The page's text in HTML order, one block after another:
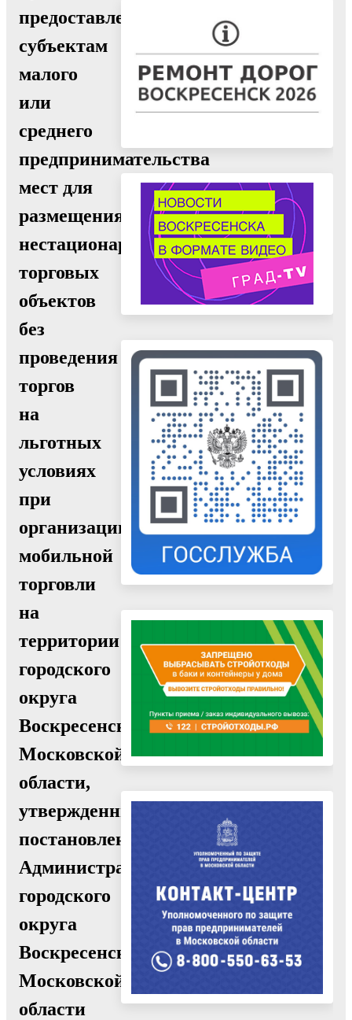
предоставления
субъектам
малого
или
среднего
предпринимательства
мест для
размещения
нестационарных
торговых
объектов
без
проведения
торгов
на
льготных
условиях
при
организации
мобильной
торговли
на
территории
городского
округа
Воскресенск
Московской
области,
утвержденный
постановлением
Администрации
городского
округа
Воскресенск
Московской
области